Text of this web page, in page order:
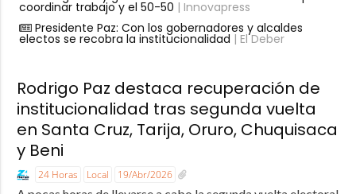
coordinar trabajo y el 50-50 | Innovapress
Presidente Paz: Con los gobernadores y alcaldes
electos se recobra la institucionalidad | El Deber
Rodrigo Paz destaca recuperación de
institucionalidad tras segunda vuelta
en Santa Cruz, Tarija, Oruro, Chuquisaca
y Beni
24 Horas Local 19/Abr/2026